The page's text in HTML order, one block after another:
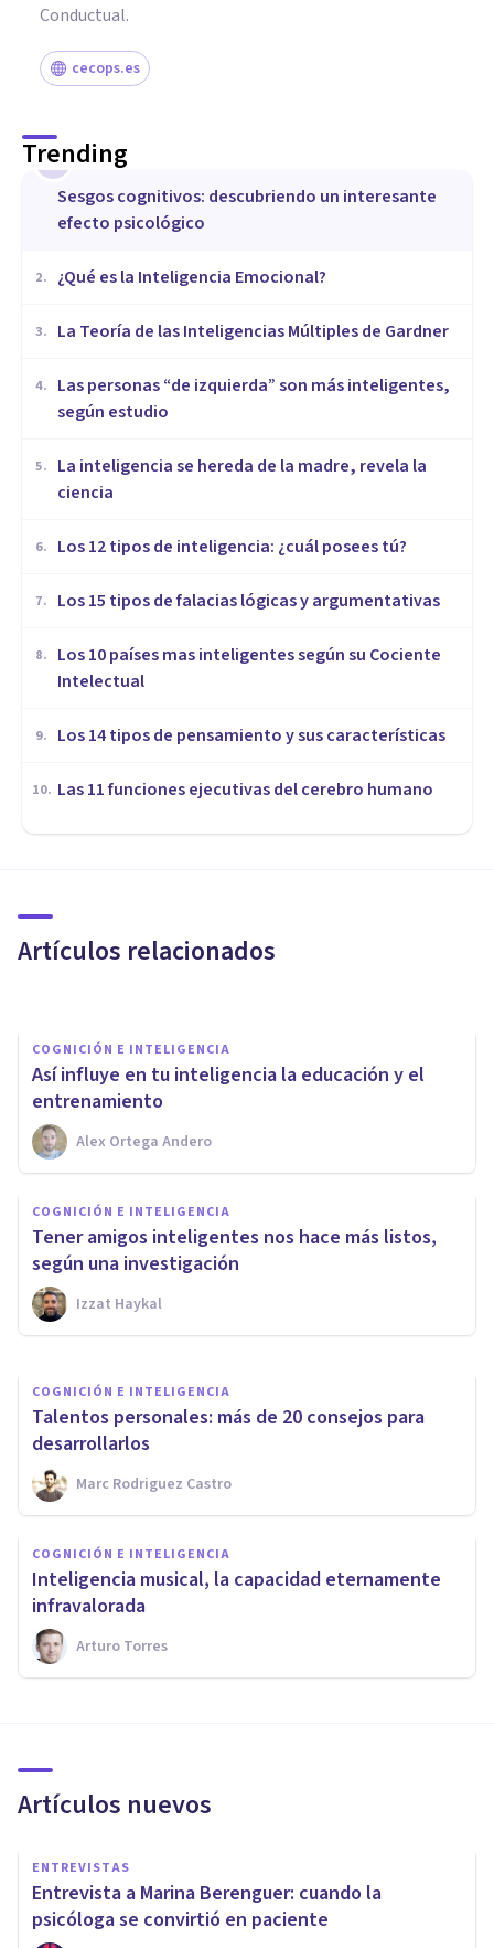
Conductual.
cecops.es
Trending
1
Sesgos cognitivos: descubriendo un interesante
efecto psicológico
2. ¿Qué es la Inteligencia Emocional?
3. La Teoría de las Inteligencias Múltiples de Gardner
4.
Las personas “de izquierda” son más inteligentes,
según estudio
5.
La inteligencia se hereda de la madre, revela la
ciencia
6. Los 12 tipos de inteligencia: ¿cuál posees tú?
7. Los 15 tipos de falacias lógicas y argumentativas
8.
Los 10 países mas inteligentes según su Cociente
Intelectual
9. Los 14 tipos de pensamiento y sus características
10. Las 11 funciones ejecutivas del cerebro humano
Artículos relacionados
y felicidad
COGNICIÓN E INTELIGENCIA
Así influye en tu inteligencia la educación y el
entrenamiento
Alex Ortega Andero
COGNICIÓN E INTELIGENCIA
Tener amigos inteligentes nos hace más listos,
según una investigación
Izzat Haykal
COGNICIÓN E INTELIGENCIA
Las personas inteligentes
prefieren vivir de noche y les
cuesta más dormir
Bertrand Regader
COGNICIÓN E INTELIGENCIA
Talentos personales: más de 20 consejos para
desarrollarlos
Marc Rodriguez Castro
COGNICIÓN E INTELIGENCIA
​Inteligencia musical, la capacidad eternamente
infravalorada
Arturo Torres
Artículos nuevos
ENTREVISTAS
Entrevista a Marina Berenguer: cuando la
psicóloga se convirtió en paciente